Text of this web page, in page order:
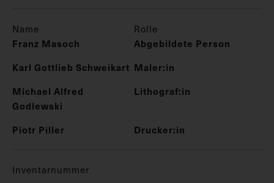
Name Rolle
Franz Masoch
Abgebildete Person
Karl Gottlieb Schweikart Maler:in
Michael Alfred
Godlewski
Lithograf:in
Piotr Piller Drucker:in
Inventarnummer